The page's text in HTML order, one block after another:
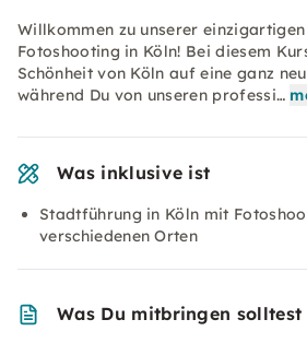
Willkommen zu unserer
Fotoshooting in Köln! Bei diesem
Schönheit von Köln auf eine ganz
während Du von unseren professi…
Was inklusive ist
Stadtführung in Köln mit
verschiedenen Orten
Was Du mitbringen solltest